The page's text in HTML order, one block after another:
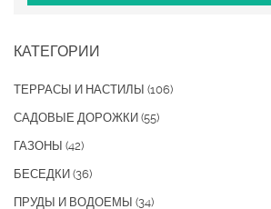
КАТЕГОРИИ
ТЕРРАСЫ И НАСТИЛЫ (106)
САДОВЫЕ ДОРОЖКИ (55)
ГАЗОНЫ (42)
БЕСЕДКИ (36)
ПРУДЫ И ВОДОЕМЫ (34)